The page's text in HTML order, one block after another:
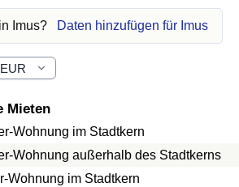
Imus? Daten hinzufügen für Imus
Mieten
Wohnung im Stadtkern
Wohnung außerhalb des Stadtkerns
Wohnung im Stadtkern